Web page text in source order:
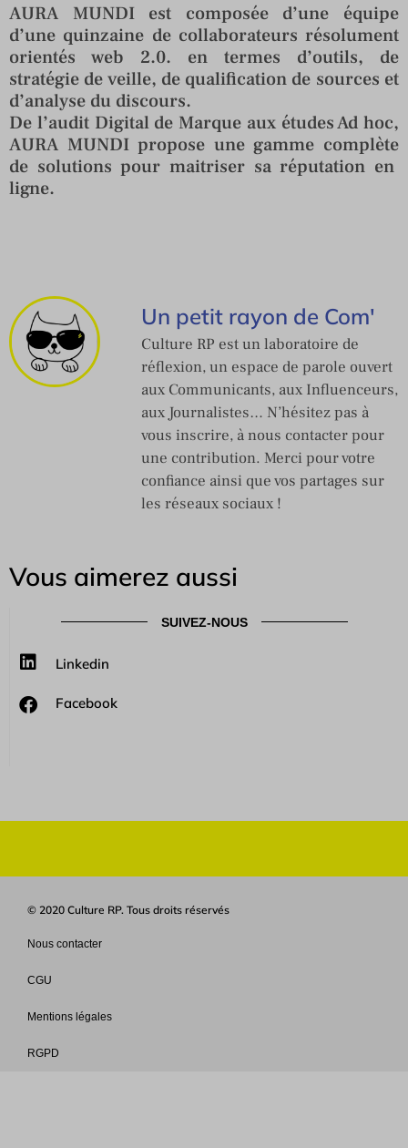
AURA MUNDI est composée d’une équipe
d’une quinzaine de collaborateurs résolument
orientés web 2.0. en termes d’outils, de
stratégie de veille, de qualification de sources et
d’analyse du discours.
De l’audit Digital de Marque aux études Ad hoc,
AURA MUNDI propose une gamme complète
de solutions pour maitriser sa réputation en
ligne.
Un petit rayon de Com'
Culture RP est un laboratoire de
réflexion, un espace de parole ouvert
aux Communicants, aux Influenceurs,
aux Journalistes… N’hésitez pas à
vous inscrire, à nous contacter pour
une contribution. Merci pour votre
confiance ainsi que vos partages sur
les réseaux sociaux !
Vous aimerez aussi
SUIVEZ-NOUS
Linkedin
Facebook
© 2020 Culture RP. Tous droits réservés
Nous contacter
CGU
Mentions légales
RGPD